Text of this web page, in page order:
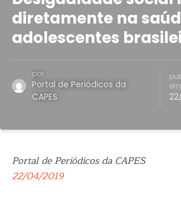
diretamente na
adolescentes
por
Portal de Periódicos da
CAPES
em
Portal de Periódicos da CAPES
22/04/2019